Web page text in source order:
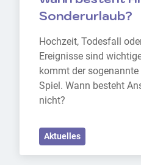
Sonderurlaub?
Hochzeit, Todesfall
Ereignisse sind
kommt der
Spiel. Wann besteht
nicht?
Aktuelles